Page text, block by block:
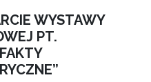
WYSTAWY
PT.